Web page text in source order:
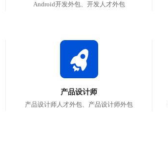
Android开发外包、开发人才外包
产品设计师
产品设计师人才外包、产品设计师外包